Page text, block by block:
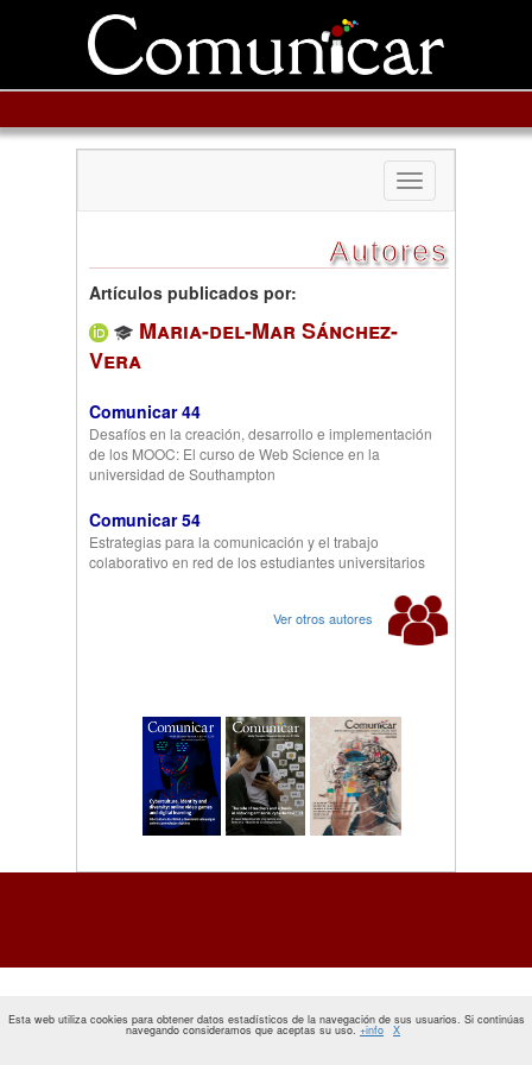
Toggle
navigation
Autores
Artículos publicados por:
Maria-del-Mar Sánchez-
Vera
Comunicar 44
Desafíos en la creación, desarrollo e implementación
de los MOOC: El curso de Web Science en la
universidad de Southampton
Comunicar 54
Estrategias para la comunicación y el trabajo
colaborativo en red de los estudiantes universitarios
Ver otros autores
Esta web utiliza cookies para obtener datos estadísticos de la navegación de sus usuarios. Si continúas
navegando consideramos que aceptas su uso. +info X